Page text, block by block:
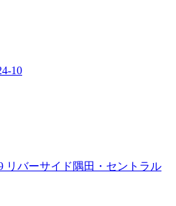
10
リバーサイド隅田・セントラル